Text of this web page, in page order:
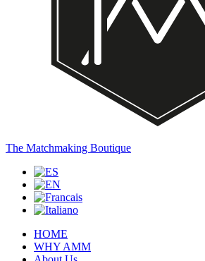
The Matchmaking Boutique
HOME
WHY AMM